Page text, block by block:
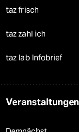
taz frisch
taz zahl ich
taz lab Infobrief
Veranstaltungen